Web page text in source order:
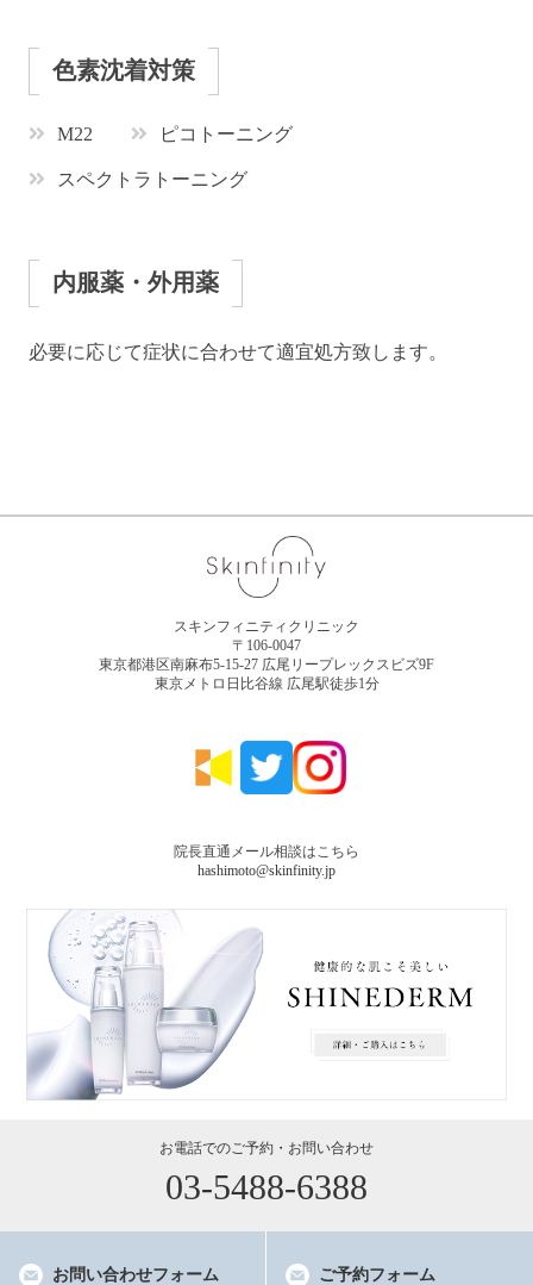
色素沈着対策
M22 ピコトーニング
スペクトラトーニング
内服薬・外用薬
必要に応じて症状に合わせて適宜処方致します。
スキンフィニティクリニック
〒106-0047
東京都港区南麻布5-15-27 広尾リープレックスビズ9F
東京メトロ日比谷線 広尾駅徒歩1分
院長直通メール相談はこちら
hashimoto@skinfinity.jp
03-5488-6388
お問い合わせフォーム ご予約フォーム